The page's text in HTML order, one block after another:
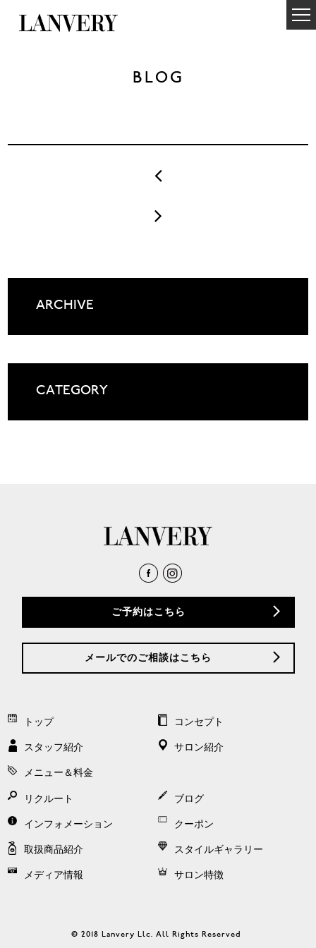
BLOG


ARCHIVE
CATEGORY
ご予約はこちら
メールでのご相談はこちら
トップ コンセプト
スタッフ紹介 サロン紹介
メニュー＆料金
リクルート ブログ
インフォメーション クーポン
取扱商品紹介 スタイルギャラリー
メディア情報 サロン特徴
© 2018 Lanvery Llc. All Rights Reserved